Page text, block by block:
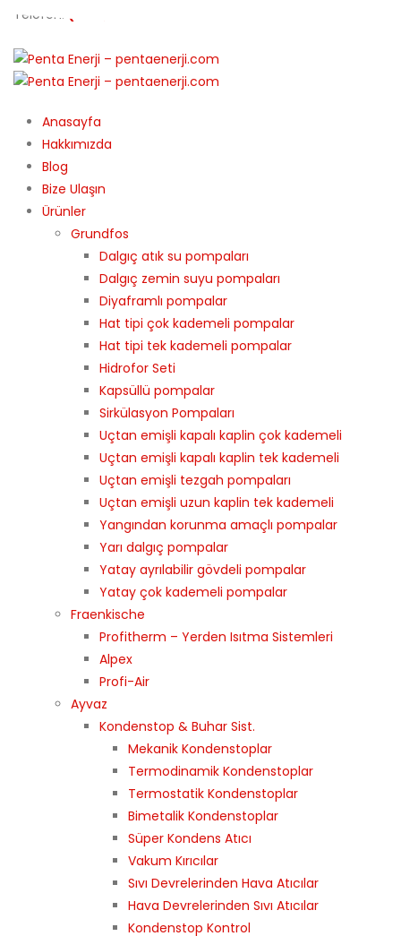
Telefon: (0212) 510 9991
Anasayfa
Hakkımızda
Blog
Bize Ulaşın
Ürünler
Grundfos
Dalgıç atık su pompaları
Dalgıç zemin suyu pompaları
Diyaframlı pompalar
Hat tipi çok kademeli pompalar
Hat tipi tek kademeli pompalar
Hidrofor Seti
Kapsüllü pompalar
Sirkülasyon Pompaları
Uçtan emişli kapalı kaplin çok kademeli
Uçtan emişli kapalı kaplin tek kademeli
Uçtan emişli tezgah pompaları
Uçtan emişli uzun kaplin tek kademeli
Yangından korunma amaçlı pompalar
Yarı dalgıç pompalar
Yatay ayrılabilir gövdeli pompalar
Yatay çok kademeli pompalar
Fraenkische
Profitherm – Yerden Isıtma Sistemleri
Alpex
Profi-Air
Ayvaz
Kondenstop & Buhar Sist.
Mekanik Kondenstoplar
Termodinamik Kondenstoplar
Termostatik Kondenstoplar
Bimetalik Kondenstoplar
Süper Kondens Atıcı
Vakum Kırıcılar
Sıvı Devrelerinden Hava Atıcılar
Hava Devrelerinden Sıvı Atıcılar
Kondenstop Kontrol